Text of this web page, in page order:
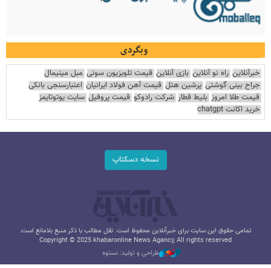
وبگردی
خبرآنلاین راه نو آنلاین بازی آنلاین قیمت تلویزیون سونی مبل مینیمال
جراح بینی گوشتی پرشین هتل قیمت آهن فولاد ایرانیان اعتبارسنجی بانکی
قیمت طلا امروز بلیط قطار شرکت رادوکو قیمت پروفیل سایت یوتوتایمز
خرید اکانت chatgpt
نسخه دسکتاپ
تمامی حقوق این سایت برای خبرآنلاین محفوظ است. نقل مطالب با ذکر منبع بلامانع است.
Copyright © 2025 khabaronline News Agancy, All rights reserved
طراحی و تولید: نستوه